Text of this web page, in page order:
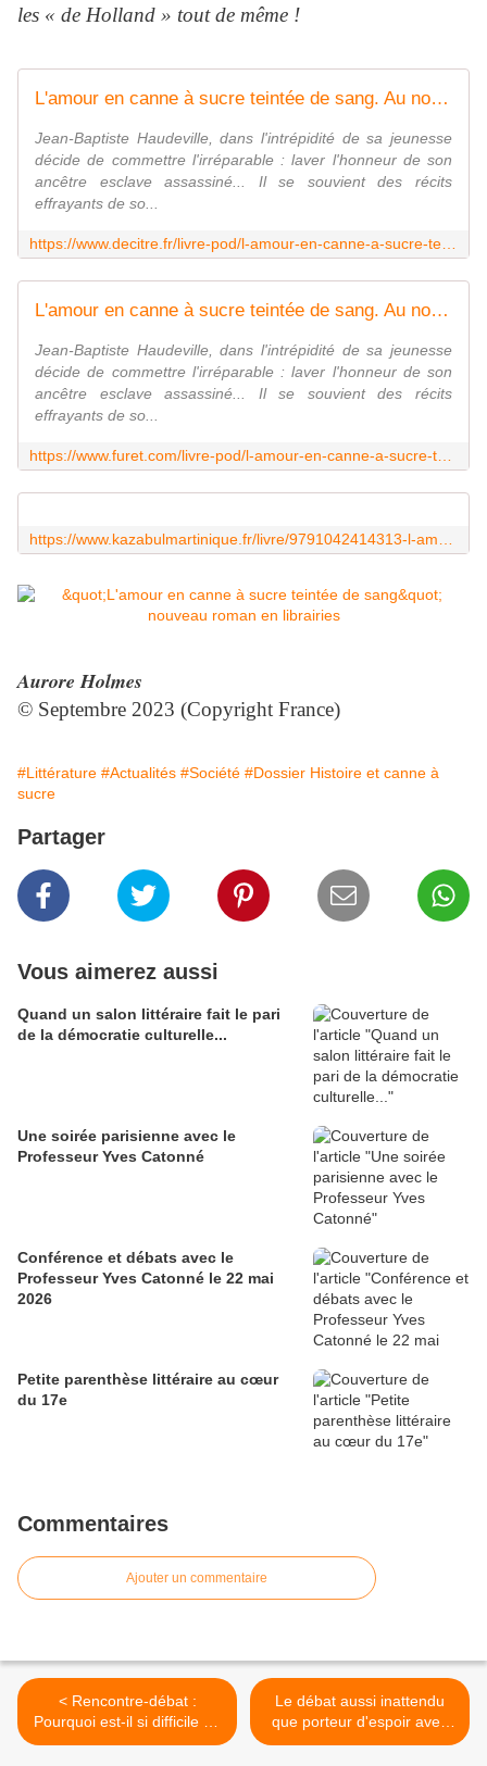
les « de Holland » tout de même !
L'amour en canne à sucre teintée de sang. Au nom de mes ancêtres - Aurore Holmes
Jean-Baptiste Haudeville, dans l'intrépidité de sa jeunesse
décide de commettre l'irréparable : laver l'honneur de son
ancêtre esclave assassiné... Il se souvient des récits
effrayants de so...
L'amour en canne à sucre teintée de sang. Au nom de mes ancêtres - Aurore Holmes
Jean-Baptiste Haudeville, dans l'intrépidité de sa jeunesse
décide de commettre l'irréparable : laver l'honneur de son
ancêtre esclave assassiné... Il se souvient des récits
effrayants de so...
Aurore Holmes
© Septembre 2023 (Copyright France)
#Littérature #Actualités #Société #Dossier Histoire et canne à
sucre
Partager
Vous aimerez aussi
Quand un salon littéraire fait le pari
de la démocratie culturelle...
Une soirée parisienne avec le
Professeur Yves Catonné
Conférence et débats avec le
Professeur Yves Catonné le 22 mai
2026
Petite parenthèse littéraire au cœur
du 17e
Commentaires
Ajouter un commentaire
< Rencontre-débat :
Pourquoi est-il si difficile de
se parler aux Antilles
Le débat aussi inattendu
que porteur d'espoir avec
Jeanne Wiltord et